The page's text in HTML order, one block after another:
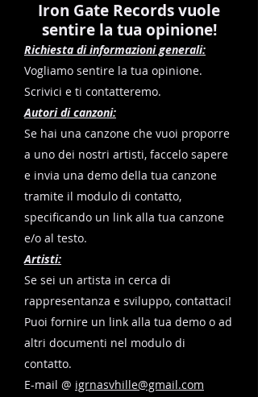
Iron Gate Records vuole
sentire la tua opinione!
Richiesta di informazioni generali:
Vogliamo sentire la tua opinione.
Scrivici e ti contatteremo.
Autori di canzoni:
Se hai una canzone che vuoi proporre
a uno dei nostri artisti, faccelo sapere
e invia una demo della tua canzone
tramite il modulo di contatto,
specificando un link alla tua canzone
e/o al testo.
Artisti:
Se sei un artista in cerca di
rappresentanza e sviluppo, contattaci!
Puoi fornire un link alla tua demo o ad
altri documenti nel modulo di
contatto.
E-mail @ igrnasvhille@gmail.com